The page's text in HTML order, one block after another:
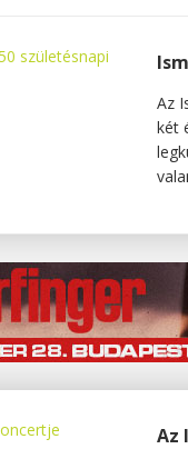
Az
két
Az